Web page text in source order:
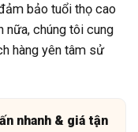
bảo tuổi thọ cao
nữa, chúng tôi cung
hàng yên tâm sử
nhanh & giá tận